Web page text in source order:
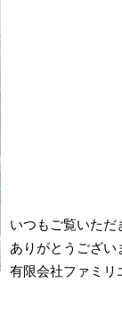
いつもご覧いただ
ありがとうござい
有限会社ファミリ